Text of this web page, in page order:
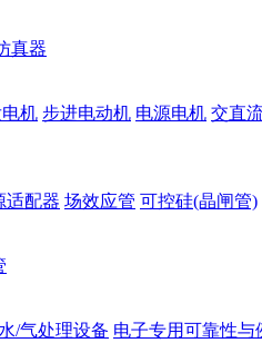
真器
机 步进电动机 电源电机 交直
适配器 场效应管 可控硅(晶闸管)
/气处理设备 电子专用可靠性与